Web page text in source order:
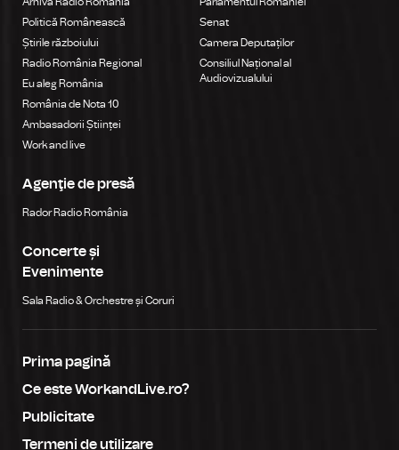
Politică Românească
Știrile războiului
Radio România Regional
Eu aleg România
România de Nota 10
Ambasadorii Științei
Work and live
Agenţie de presă
Rador Radio România
Concerte și
Evenimente
Sala Radio & Orchestre și Coruri
Senat
Camera Deputaților
Consiliul Național al
Audiovizualului
Prima pagină
Ce este WorkandLive.ro?
Publicitate
Termeni de utilizare